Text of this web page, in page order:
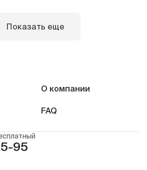
Показать еще
О компании
FAQ
95